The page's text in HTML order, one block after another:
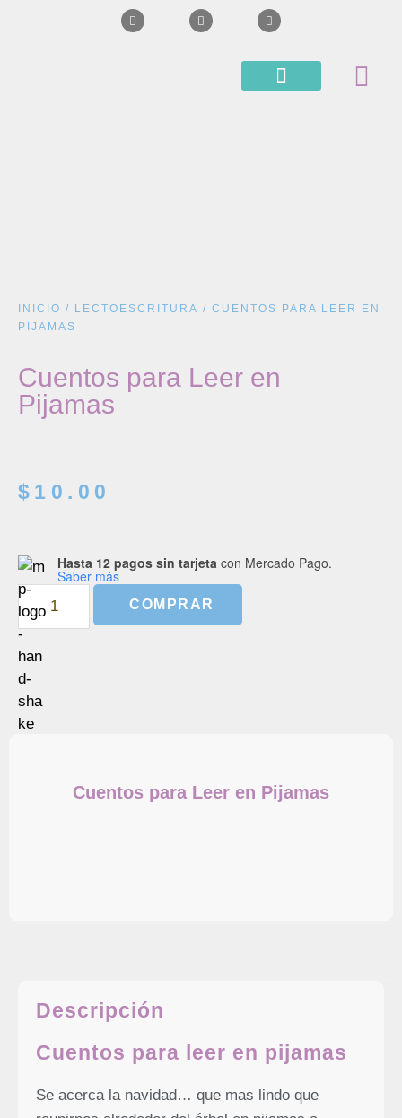
INICIO / LECTOESCRITURA / CUENTOS PARA LEER EN
PIJAMAS
Cuentos para Leer en
Pijamas
$ 10.00
Hasta 12 pagos sin tarjeta con Mercado Pago.
Saber más
COMPRAR
Descripción
Cuentos para leer en pijamas
Se acerca la navidad… que mas lindo que
Cuentos para Leer en Pijamas